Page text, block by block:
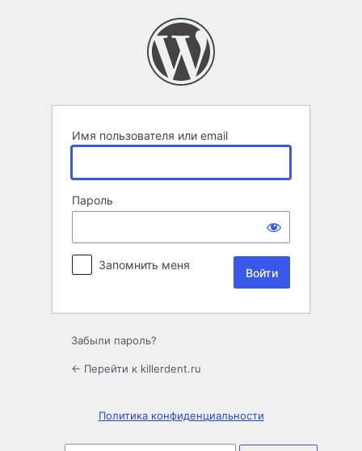
Имя пользователя или email
Пароль
Запомнить меня
Забыли пароль?
← Перейти к killerdent.ru
Политика конфиденциальности